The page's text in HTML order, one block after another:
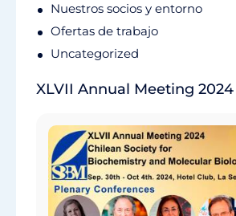
Nuestros socios y entorno
Ofertas de trabajo
Uncategorized
XLVII Annual Meeting 2024